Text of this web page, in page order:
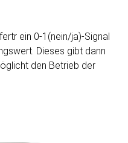
ein 0-1(nein/ja)-Signal
Dieses gibt dann
den Betrieb der